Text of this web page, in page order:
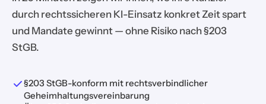
durch rechtssicheren KI-Einsatz konkret Zeit spart
und Mandate gewinnt — ohne Risiko nach §203
StGB.
§203 StGB-konform mit rechtsverbindlicher
Geheimhaltungsvereinbarung